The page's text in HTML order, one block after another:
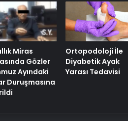
Miras
Gözler
Ayındaki
Duruşmasına
Ortopodoloji İle
Diyabetik Ayak
Yarası Tedavisi